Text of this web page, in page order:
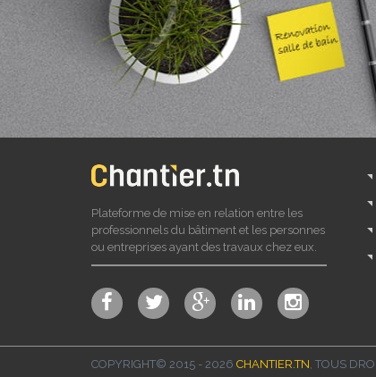
Plateforme de mise en relation entre les
professionnels du bâtiment et les personnes
ou entreprises ayant des travaux chez eux.
COPYRIGHT© 2015 - 2026 CHANTIER.TN, TOUS